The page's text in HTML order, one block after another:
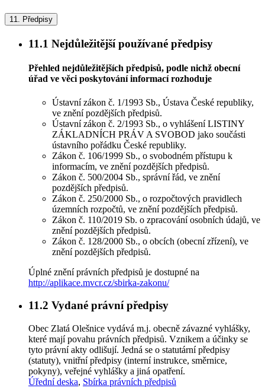
11. Předpisy
11.1 Nejdůležitější používané předpisy
Přehled nejdůležitějších předpisů, podle nichž obecní
úřad ve věci poskytování informací rozhoduje
Ústavní zákon č. 1/1993 Sb., Ústava České republiky,
ve znění pozdějších předpisů.
Ústavní zákon č. 2/1993 Sb., o vyhlášení LISTINY
ZÁKLADNÍCH PRÁV A SVOBOD jako součásti
ústavního pořádku České republiky.
Zákon č. 106/1999 Sb., o svobodném přístupu k
informacím, ve znění pozdějších předpisů.
Zákon č. 500/2004 Sb., správní řád, ve znění
pozdějších předpisů.
Zákon č. 250/2000 Sb., o rozpočtových pravidlech
územních rozpočtů, ve znění pozdějších předpisů.
Zákon č. 110/2019 Sb. o zpracování osobních údajů, ve
znění pozdějších předpisů.
Zákon č. 128/2000 Sb., o obcích (obecní zřízení), ve
znění pozdějších předpisů.
Úplné znění právních předpisů je dostupné na
http://aplikace.mvcr.cz/sbirka-zakonu/
11.2 Vydané právní předpisy
Obec Zlatá Olešnice vydává m.j. obecně závazné vyhlášky,
které mají povahu právních předpisů. Vznikem a účinky se
tyto právní akty odlišují. Jedná se o statutární předpisy
(statuty), vnitřní předpisy (interní instrukce, směrnice,
pokyny), veřejné vyhlášky a jiná opatření.
Úřední deska, Sbírka právních předpisů